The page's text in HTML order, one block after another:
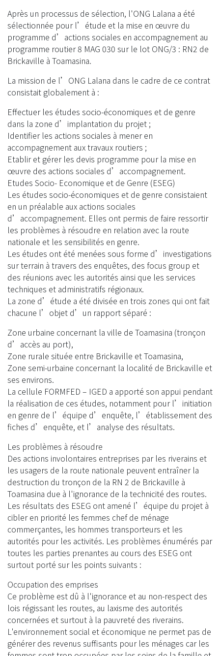
Après un processus de sélection, l'ONG Lalana a été
sélectionnée pour l’étude et la mise en œuvre du
programme d’actions sociales en accompagnement au
programme routier 8 MAG 030 sur le lot ONG/3 : RN2 de
Brickaville à Toamasina.
La mission de l’ONG Lalana dans le cadre de ce contrat
consistait globalement à :
Effectuer les études socio-économiques et de genre
dans la zone d’implantation du projet ;
Identifier les actions sociales à mener en
accompagnement aux travaux routiers ;
Etablir et gérer les devis programme pour la mise en
œuvre des actions sociales d’accompagnement.
Etudes Socio- Economique et de Genre (ESEG)
Les études socio-économiques et de genre consistaient
en un préalable aux actions sociales
d’accompagnement. Elles ont permis de faire ressortir
les problèmes à résoudre en relation avec la route
nationale et les sensibilités en genre.
Les études ont été menées sous forme d’investigations
sur terrain à travers des enquêtes, des focus group et
des réunions avec les autorités ainsi que les services
techniques et administratifs régionaux.
La zone d’étude a été divisée en trois zones qui ont fait
chacune l’objet d’un rapport séparé :
Zone urbaine concernant la ville de Toamasina (tronçon
d’accès au port),
Zone rurale située entre Brickaville et Toamasina,
Zone semi-urbaine concernant la localité de Brickaville et
ses environs.
La cellule FORMFED – IGED a apporté son appui pendant
la réalisation de ces études, notamment pour l’initiation
en genre de l’équipe d’enquête, l’établissement des
fiches d’enquête, et l’analyse des résultats.
Les problèmes à résoudre
Des actions involontaires entreprises par les riverains et
les usagers de la route nationale peuvent entraîner la
destruction du tronçon de la RN 2 de Brickaville à
Toamasina due à l'ignorance de la technicité des routes.
Les résultats des ESEG ont amené l’équipe du projet à
cibler en priorité les femmes chef de ménage
commerçantes, les hommes transporteurs et les
autorités pour les activités. Les problèmes énumérés par
toutes les parties prenantes au cours des ESEG ont
surtout porté sur les points suivants :
Occupation des emprises
Ce problème est dû à l'ignorance et au non-respect des
lois régissant les routes, au laxisme des autorités
concernées et surtout à la pauvreté des riverains.
L'environnement social et économique ne permet pas de
générer des revenus suffisants pour les ménages car les